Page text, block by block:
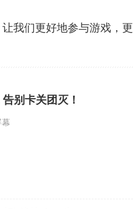
我们更好地参与游戏，更
别卡关团灭！